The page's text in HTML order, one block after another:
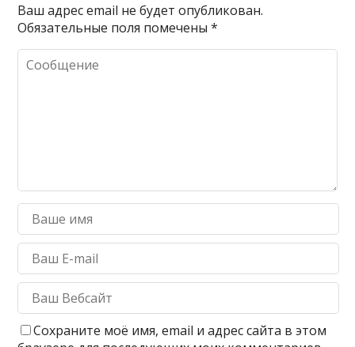
Ваш адрес email не будет опубликован.
Обязательные поля помечены*
Сохраните моё имя, email и адрес сайта в этом